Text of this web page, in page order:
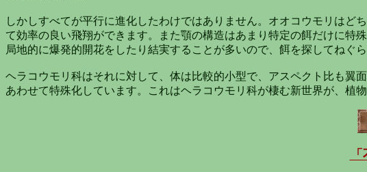
しかしすべてが平行に進化したわけではありません。オオコウモリはど
て効率の良い飛翔ができます。また顎の構造はあまり特定の餌だけに特
局地的に爆発的開花をしたり結実することが多いので、餌を探してねぐ
ヘラコウモリ科はそれに対して、体は比較的小型で、アスペクト比も翼
あわせて特殊化しています。これはヘラコウモリ科が棲む新世界が、植